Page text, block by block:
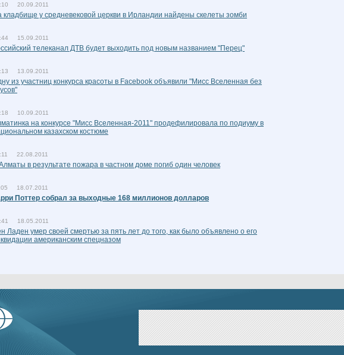
20.09.2011
кладбище у средневековой церкви в Ирландии найдены скелеты зомби
15.09.2011
телеканал ДТВ будет выходить под новым названием "Перец"
13.09.2011
из участниц конкурса красоты в Facebook объявили "Мисс Вселенная без
10.09.2011
на конкурсе "Мисс Вселенная-2011" продефилировала по подиуму в
казахском костюме
22.08.2011
в результате пожара в частном доме погиб один человек
18.07.2011
Поттер собрал за выходные 168 миллионов долларов
18.05.2011
Ладен умер своей смертью за пять лет до того, как было объявлено о его
американским спецназом